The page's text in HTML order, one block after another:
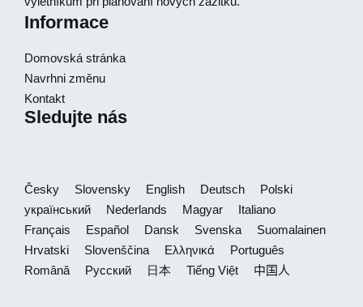
Informace
Domovská stránka
Navrhni změnu
Kontakt
Sledujte nás
Česky Slovensky English Deutsch
Polski
український
Nederlands Magyar
Italiano
Français
Español Dansk Svenska
Suomalainen
Hrvatski
Slovenščina Ελληνικά
Português
Română
Русский 日本 Tiếng Việt 中国人